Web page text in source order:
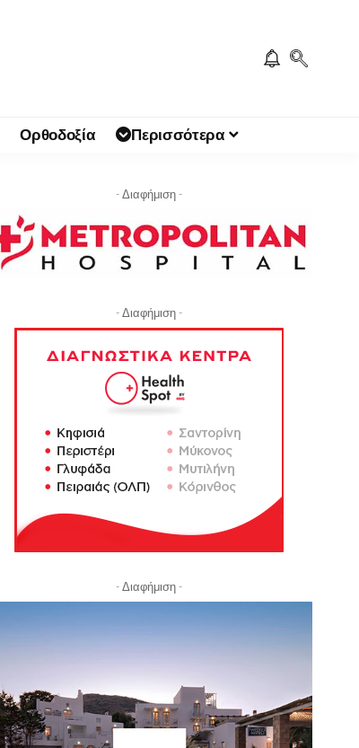
Ορθοδοξία Περισσότερα
- Διαφήμιση -
- Διαφήμιση -
- Διαφήμιση -